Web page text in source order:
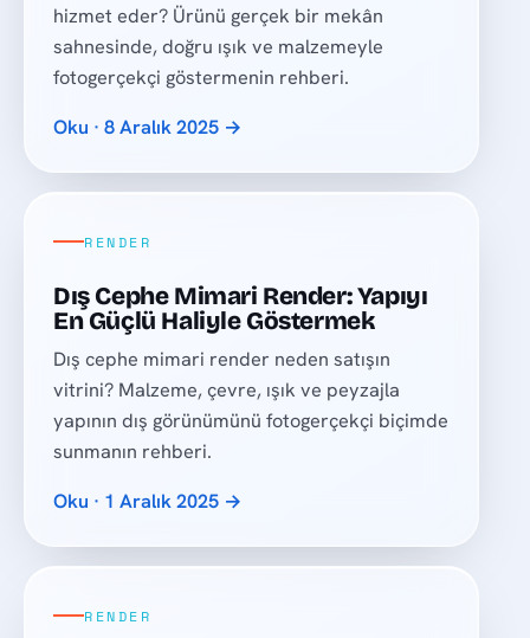
hizmet eder? Ürünü gerçek bir mekân
sahnesinde, doğru ışık ve malzemeyle
fotogerçekçi göstermenin rehberi.
Oku · 8 Aralık 2025 →
RENDER
Dış Cephe Mimari Render: Yapıyı
En Güçlü Haliyle Göstermek
Dış cephe mimari render neden satışın
vitrini? Malzeme, çevre, ışık ve peyzajla
yapının dış görünümünü fotogerçekçi biçimde
sunmanın rehberi.
Oku · 1 Aralık 2025 →
RENDER